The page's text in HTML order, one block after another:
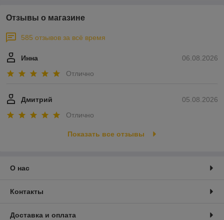
Отзывы о магазине
585 отзывов за всё время
06.08.2026
Инна
Отлично
05.08.2026
Дмитрий
Отлично
Показать все отзывы
О нас
Контакты
Доставка и оплата